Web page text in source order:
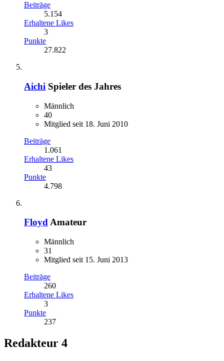
Beiträge
5.154
Erhaltene Likes
3
Punkte
27.822
Aichi Spieler des Jahres
Männlich
40
Mitglied seit 18. Juni 2010
Beiträge
1.061
Erhaltene Likes
43
Punkte
4.798
FloydAmateur
Männlich
31
Mitglied seit 15. Juni 2013
Beiträge
260
Erhaltene Likes
3
Punkte
237
Redakteur 4